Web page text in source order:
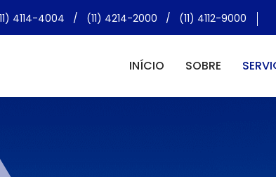
4114-4004 / (11) 4214-2000 / (11) 4112-9000
INÍCIO SOBRE